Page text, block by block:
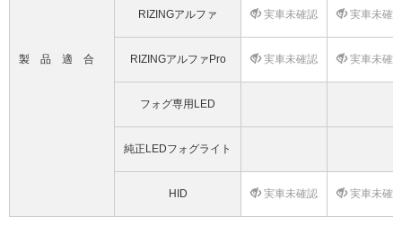
製品適合
RIZINGアルファ 実車未確認 実車未確
RIZINGアルファPro 実車未確認 実車未確
フォグ専用LED
純正LEDフォグライト
HID 実車未確認 実車未確